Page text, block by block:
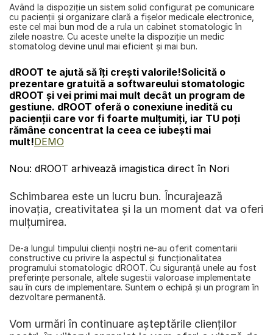
Având la dispoziţie un sistem solid configurat pe comunicare
cu pacienţii şi organizare clară a fişelor medicale electronice,
este cel mai bun mod de a rula un cabinet stomatologic în
zilele noastre. Cu aceste unelte la dispoziţie un medic
stomatolog devine unul mai eficient şi mai bun.
dROOT te ajută să îți crești valorile!Solicită o
prezentare gratuită a softwareului stomatologic
dROOT și vei primi mai mult decât un program de
gestiune. dROOT oferă o conexiune inedită cu
pacienții care vor fi foarte mulțumiți, iar TU poți
rămâne concentrat la ceea ce iubești mai
mult!DEMO
Nou: dROOT arhivează imagistica direct în Nori
Schimbarea este un lucru bun. Încurajează
inovaţia, creativitatea şi la un moment dat va oferi
mulţumirea.
De-a lungul timpului clienţii noştri ne-au oferit comentarii
constructive cu privire la aspectul şi funcţionalitatea
programului stomatologic dROOT. Cu siguranţă unele au fost
preferinţe personale, altele sugestii valoroase implementate
sau în curs de implementare. Suntem o echipă şi un program în
dezvoltare permanentă.
Vom urmări în continuare aşteptările clienţilor